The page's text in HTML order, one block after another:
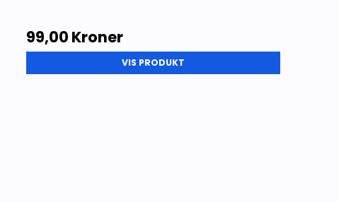
99,00 Kroner
VIS PRODUKT